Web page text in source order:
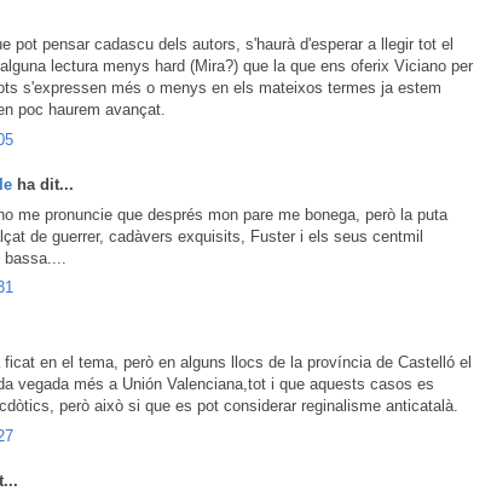
pot pensar cadascu dels autors, s'haurà d'esperar a llegir tot el
alguna lectura menys hard (Mira?) que la que ens oferix Viciano per
s'expressen més o menys en els mateixos termes ja estem
poc haurem avançat.
ha dit...
me pronuncie que després mon pare me bonega, però la puta
de guerrer, cadàvers exquisits, Fuster i els seus centmil
en el tema, però en alguns llocs de la província de Castelló el
vegada més a Unión Valenciana,tot i que aquests casos es
però això si que es pot considerar reginalisme anticatalà.